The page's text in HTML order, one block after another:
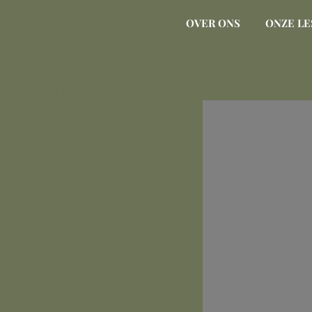
OVER ONS ONZE